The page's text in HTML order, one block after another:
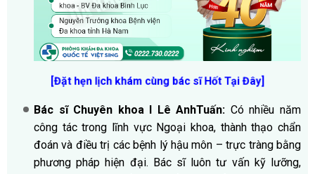
[Đặt hẹn lịch khám cùng bác sĩ Hốt Tại Đây]
Bác sĩ Chuyên khoa I Lê AnhTuấn: Có nhiều năm
công tác trong lĩnh vực Ngoại khoa, thành thạo chẩn
đoán và điều trị các bệnh lý hậu môn – trực tràng bằng
phương pháp hiện đại. Bác sĩ luôn tư vấn kỹ lưỡng,